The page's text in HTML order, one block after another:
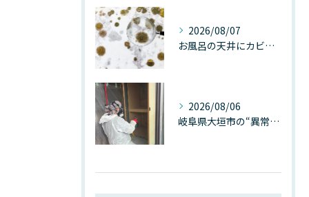
2026/08/07
お風呂の天井にカビが生えたら要注意！2026年8月の猛暑・高湿度で急増する浴室カビの原因と正しい対策
2026/08/06
岐阜県大垣市の“異常に高い気温”が建物内部を腐らせる──深層カビが爆発的に増える本当の理由